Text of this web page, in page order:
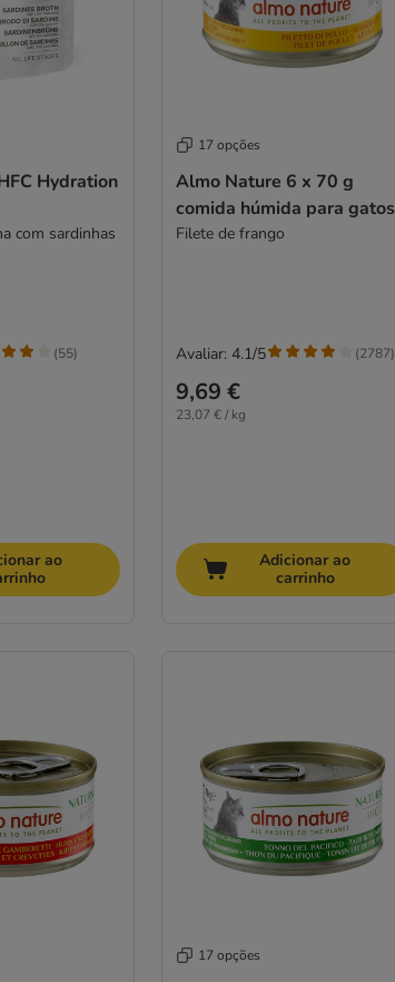
Hydration
com sardinhas
(55)
ao
17 opções
Almo Nature 6 x 70 g
comida húmida para gatos
Filete de frango
9,69 €
23,07 € / kg
Avaliar: 4.1/5 (2787)
Adicionar ao
carrinho
17 opções